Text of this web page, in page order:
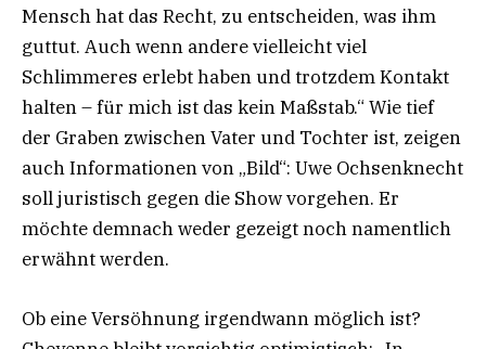
Mensch hat das Recht, zu entscheiden, was ihm
guttut. Auch wenn andere vielleicht viel
Schlimmeres erlebt haben und trotzdem Kontakt
halten – für mich ist das kein Maßstab.“ Wie tief
der Graben zwischen Vater und Tochter ist, zeigen
auch Informationen von „Bild“: Uwe Ochsenknecht
soll juristisch gegen die Show vorgehen. Er
möchte demnach weder gezeigt noch namentlich
erwähnt werden.
Ob eine Versöhnung irgendwann möglich ist?